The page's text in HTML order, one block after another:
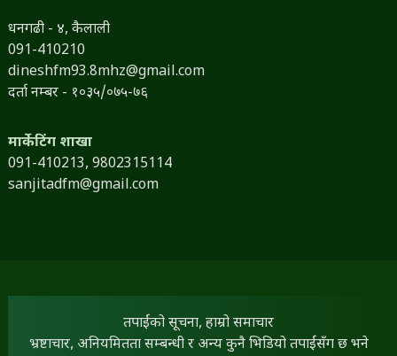
धनगढी - ४, कैलाली
091-410210
dineshfm93.8mhz@gmail.com
दर्ता नम्बर - १०३५/०७५-७६
मार्केटिंग शाखा
091-410213, 9802315114
sanjitadfm@gmail.com
तपाईंको सूचना, हाम्रो समाचार
भ्रष्टाचार, अनियमितता सम्बन्धी र अन्य कुनै भिडियो तपाईंसँग छ भने